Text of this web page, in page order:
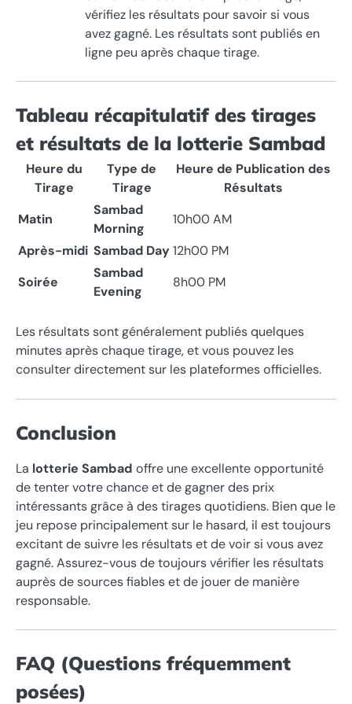
vérifiez les résultats pour savoir si vous
avez gagné. Les résultats sont publiés en
ligne peu après chaque tirage.
Tableau récapitulatif des tirages
et résultats de la lotterie Sambad
Heure du
Tirage
Type de
Tirage
Heure de Publication des
Résultats
Matin
Sambad
Morning
10h00 AM
Après-midi Sambad Day12h00 PM
Soirée
Sambad
Evening
8h00 PM
Les résultats sont généralement publiés quelques
minutes après chaque tirage, et vous pouvez les
consulter directement sur les plateformes officielles.
Conclusion
La lotterie Sambad offre une excellente opportunité
de tenter votre chance et de gagner des prix
intéressants grâce à des tirages quotidiens. Bien que le
jeu repose principalement sur le hasard, il est toujours
excitant de suivre les résultats et de voir si vous avez
gagné. Assurez-vous de toujours vérifier les résultats
auprès de sources fiables et de jouer de manière
responsable.
FAQ (Questions fréquemment
posées)